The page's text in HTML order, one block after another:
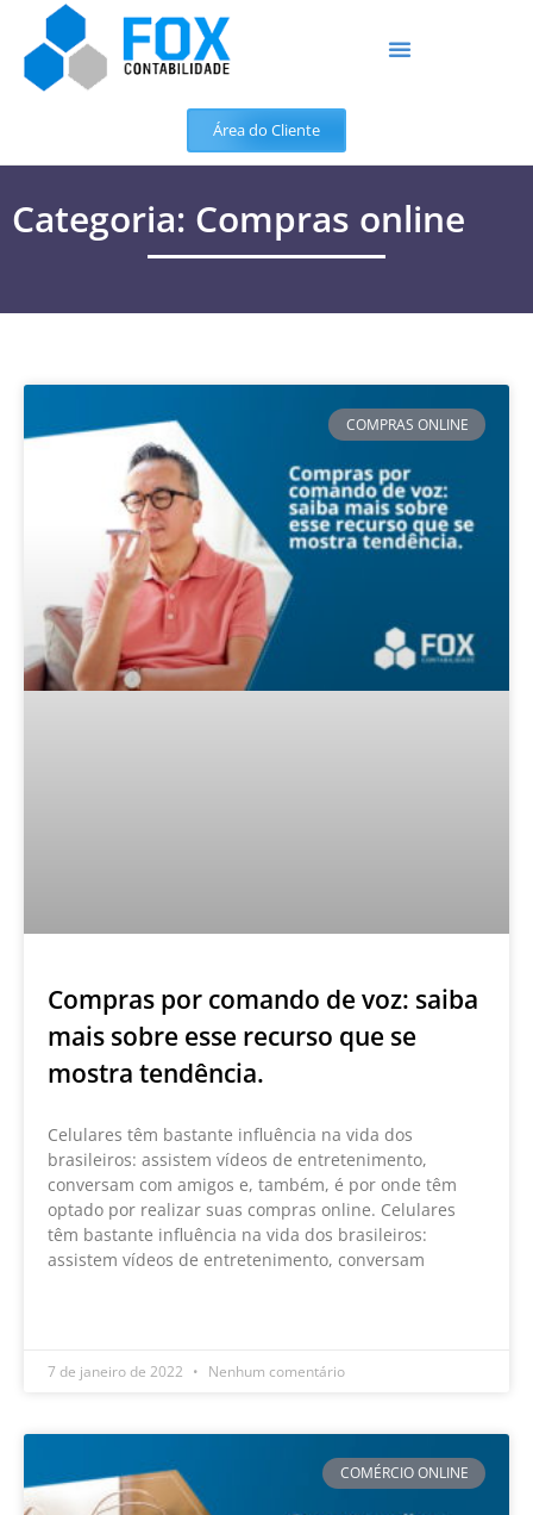
Área do Cliente
Categoria: Compras online
COMPRAS ONLINE
Compras por comando de voz: saiba
mais sobre esse recurso que se
mostra tendência.
Celulares têm bastante influência na vida dos
brasileiros: assistem vídeos de entretenimento,
conversam com amigos e, também, é por onde têm
optado por realizar suas compras online. Celulares
têm bastante influência na vida dos brasileiros:
assistem vídeos de entretenimento, conversam
7 de janeiro de 2022 Nenhum comentário
COMÉRCIO ONLINE